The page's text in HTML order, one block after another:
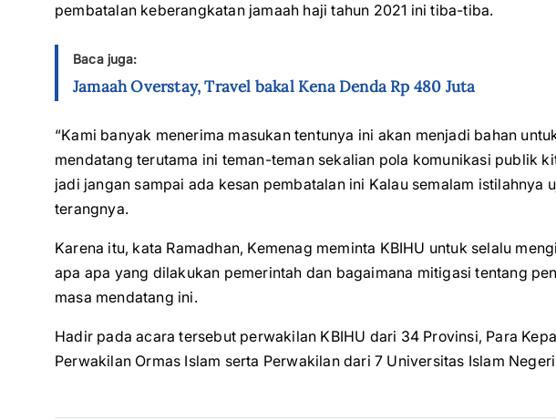
pembatalan keberangkatan jamaah haji tahun 2021 ini tiba-tiba.
Baca juga:
Jamaah Overstay, Travel bakal Kena Denda Rp 480 Juta
“Kami banyak menerima masukan tentunya ini akan menjadi bahan
mendatang terutama ini teman-teman sekalian pola komunikasi publik
jadi jangan sampai ada kesan pembatalan ini Kalau semalam istilahnya
terangnya.
Karena itu, kata Ramadhan, Kemenag meminta KBIHU untuk selalu
apa apa yang dilakukan pemerintah dan bagaimana mitigasi tentang
masa mendatang ini.
Hadir pada acara tersebut perwakilan KBIHU dari 34 Provinsi, Para
Perwakilan Ormas Islam serta Perwakilan dari 7 Universitas Islam